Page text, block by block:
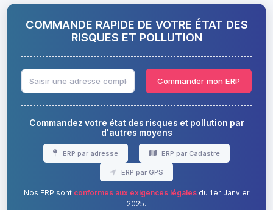
COMMANDE RAPIDE DE VOTRE ÉTAT DES
RISQUES ET POLLUTION
Commander mon ERP
Commandez votre état des risques et pollution par
d'autres moyens
ERP par adresse ERP par Cadastre
ERP par GPS
Nos ERP sont conformes aux exigences légalesdu 1er Janvier
2025.